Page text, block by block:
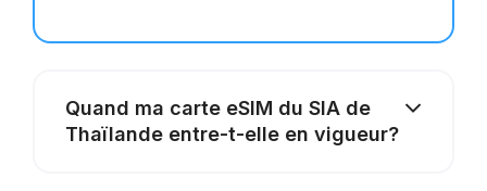
Quand ma carte eSIM du SIA de
Thaïlande entre-t-elle en vigueur?